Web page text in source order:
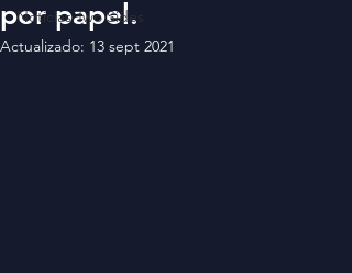
Noticias Two Sides
por papel.
Actualizado: 13 sept 2021